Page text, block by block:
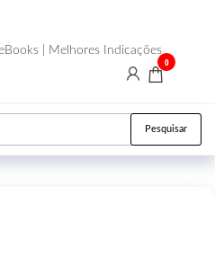
| Melhores Indicações
0
Pesquisar